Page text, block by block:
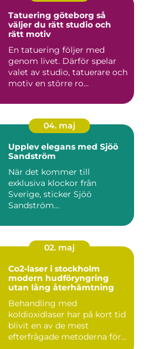
Tatuering göteborg så
väljer du rätt studio och
rätt motiv
En tatuering följer med
genom livet. Därför spelar
valet av studio, tatuerare och
motiv en större ro...
04. maj
Upplev elegans med Sjöö
Sandström
När det kommer till
exklusiva klockor från
Sverige, sticker Sjöö
Sandström...
02. maj
Co2-laser i stockholm
modern hudföryngring
utan lång återhämtning
Behandling med
koldioxidlaser har på kort tid
blivit en av de mest
efterfrågade metoderna för